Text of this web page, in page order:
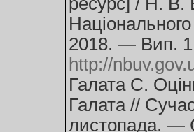
2018. — Вип.
http://
Галата С.
Галата //
листопада. —